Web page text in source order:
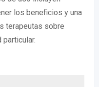
los beneficios y una
terapeutas sobre